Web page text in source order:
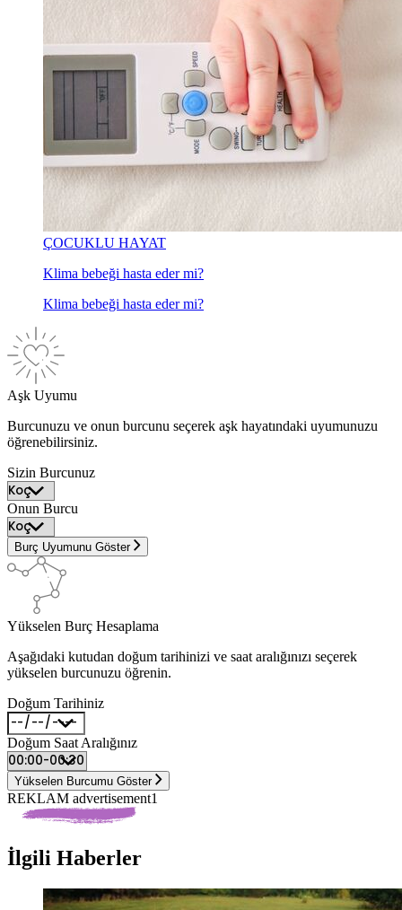
ÇOCUKLU HAYAT
Klima bebeği hasta eder mi?
Klima bebeği hasta eder mi?
Aşk Uyumu
Burcunuzu ve onun burcunu seçerek aşk hayatındaki uyumunuzu
öğrenebilirsiniz.
Sizin Burcunuz
Onun Burcu
Burç Uyumunu Göster
Yükselen Burç Hesaplama
Aşağıdaki kutudan doğum tarihinizi ve saat aralığınızı seçerek
yükselen burcunuzu öğrenin.
Doğum Tarihiniz
Doğum Saat Aralığınız
Yükselen Burcumu Göster
REKLAM advertisement1
İlgili Haberler